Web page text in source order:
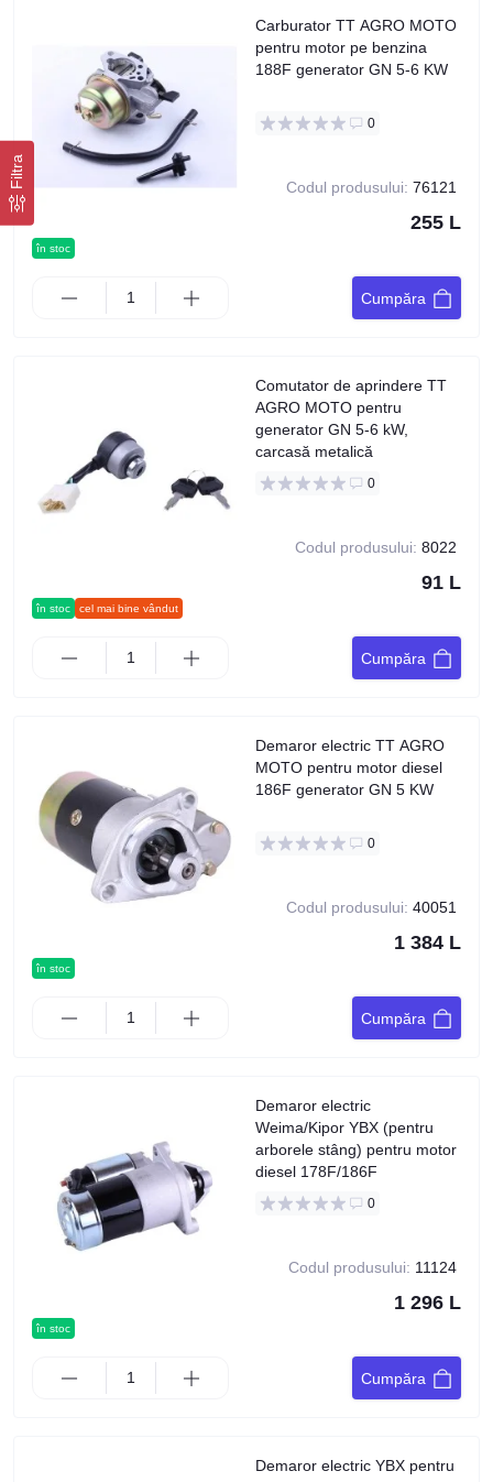
Filtra
în stoc
Carburator TT AGRO MOTO
pentru motor pe benzina
188F generator GN 5-6 KW
0
Codul produsului: 76121
255 L
Cumpăra
în stoc cel mai bine vândut
Comutator de aprindere TT
AGRO MOTO pentru
generator GN 5-6 kW,
carcasă metalică
0
Codul produsului: 8022
91 L
Cumpăra
în stoc
Demaror electric TT AGRO
MOTO pentru motor diesel
186F generator GN 5 KW
0
Codul produsului: 40051
1 384 L
Cumpăra
în stoc
Demaror electric
Weima/Kipor YBX (pentru
arborele stâng) pentru motor
diesel 178F/186F
0
Codul produsului: 11124
1 296 L
Cumpăra
Demaror electric YBX pentru